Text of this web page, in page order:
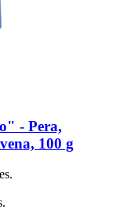
-​ Pera,
100 g